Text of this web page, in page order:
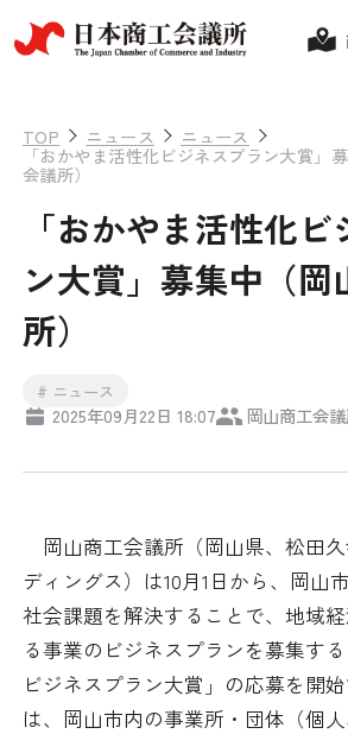
融資制度・補助金
検定試験
ビジネス交流
海外ビジネス・貿易
調査・研究
日本商工会議所とは
組織概要
役員紹介
TOP ニュース ニュース
「おかやま活性化ビジネスプラン大賞」
会議所）
「おかやま活性化
ン大賞」募集中（岡
所）
# ニュース
2025年09月22日 18:07 岡山商工会
岡山商工会議所（岡山県、松田
ディングス）は10月1日から、岡山
社会課題を解決することで、地域
る事業のビジネスプランを募集す
ビジネスプラン大賞」の応募を開
は、岡山市内の事業所・団体（個